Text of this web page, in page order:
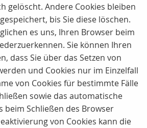
gelöscht. Andere Cookies bleiben
bis Sie diese löschen.
es uns, Ihren Browser beim
Sie können Ihren
dass Sie über das Setzen von
und Cookies nur im Einzelfall
von Cookies für bestimmte Fälle
sowie das automatische
beim Schließen des Browser
von Cookies kann die